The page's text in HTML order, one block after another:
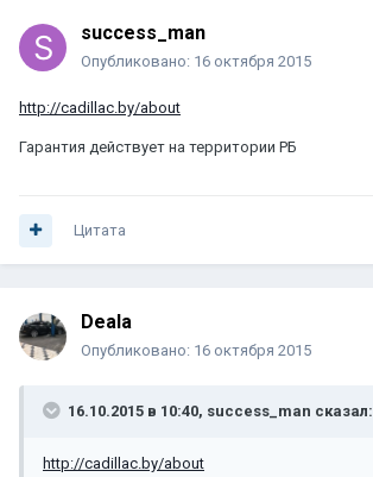
success_man
Опубликовано: 16 октября 2015
http://cadillac.by/about
Гарантия действует на территории РБ
Цитата
Deala
Опубликовано: 16 октября 2015
16.10.2015 в 10:40, success_man сказал:
http://cadillac.by/about